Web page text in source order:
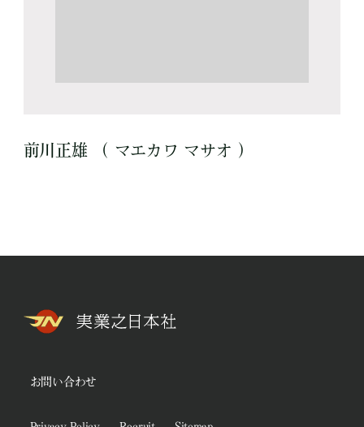
前川正雄 （ マエカワ マサオ ）
お問い合わせ